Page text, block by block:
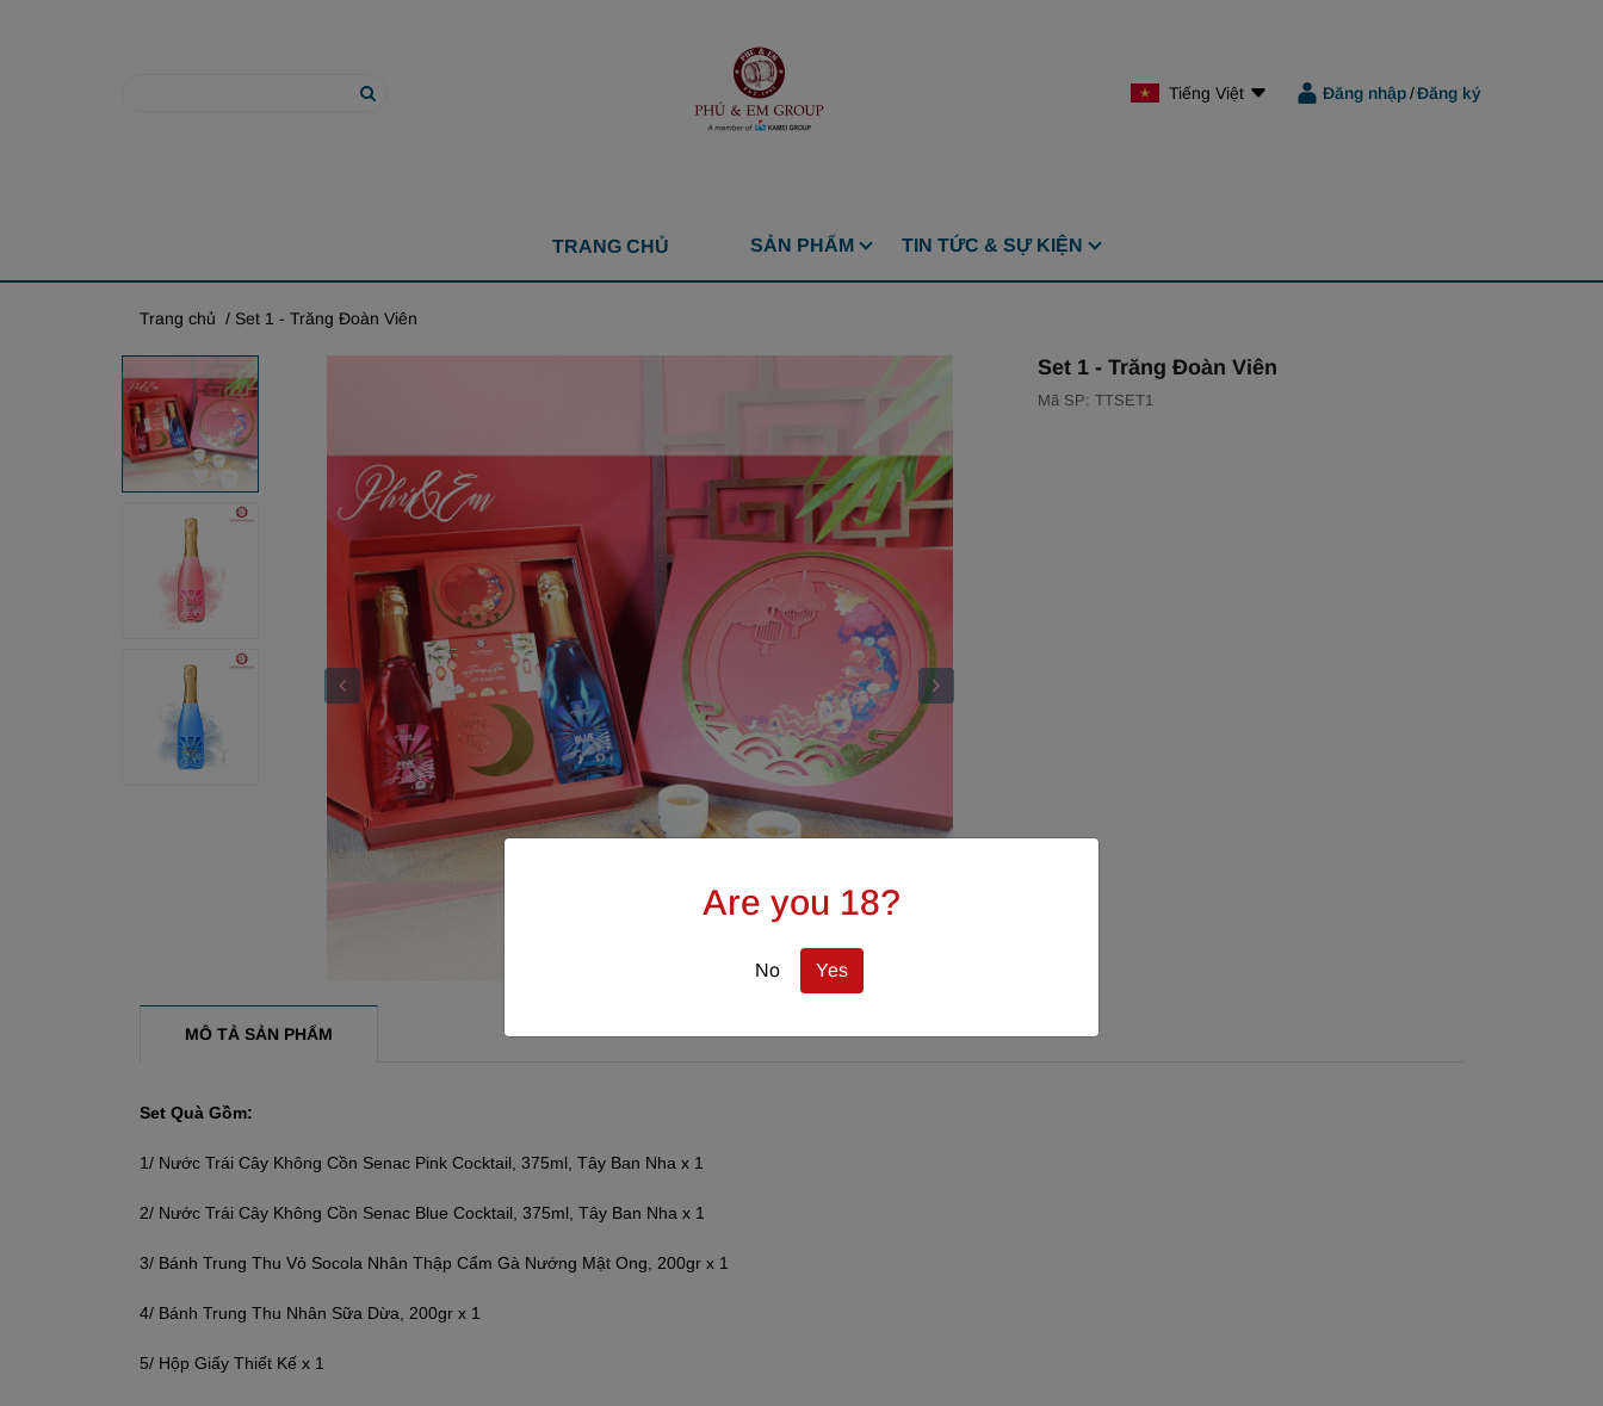
Are you 18?
No Yes
Tiếng Việt Đăng nhập/Đăng ký
TRANG CHỦ SẢN PHẨM TIN TỨC & SỰ KIỆN
Trang chủ / Set 1 - Trăng Đoàn Viên
Set 1 - Trăng Đoàn Viên
Mã SP: TTSET1
MÔ TẢ SẢN PHẨM
Set Quà Gồm:
1/ Nước Trái Cây Không Cồn Senac Pink Cocktail, 375ml, Tây Ban Nha x 1
2/ Nước Trái Cây Không Cồn Senac Blue Cocktail, 375ml, Tây Ban Nha x 1
3/ Bánh Trung Thu Vỏ Socola Nhân Thập Cẩm Gà Nướng Mật Ong, 200gr x 1
4/ Bánh Trung Thu Nhân Sữa Dừa, 200gr x 1
5/ Hộp Giấy Thiết Kế x 1